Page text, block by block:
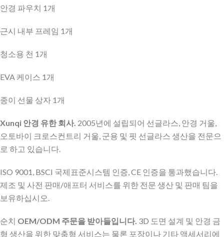
안경 파우치 1개
근시 내부 프레임 1개
청소용 천 1개
EVA 케이스 1개
종이 선물 상자 1개
Xunqi 안경 유한 회사. 2005년에 설립되어 선글라스, 안경 거울,
오토바이 크로스컨트리 거울, 군용 및 핏 선글라스 생산을 전문으
로 하고 있습니다.
ISO 9001, BSCI 국제표준시스템 인증, CE 인증을 통과했습니다.
제조 및 사전 판매/애프터 서비스를 위한 전문 생산 및 판매 팀을
보유하십시오.
순치 OEM/ODM 주문을 받아들입니다. 3D 도면 설계 및 안경 금
형 생산을 위한 맞춤형 서비스는 물론 포장이나 기타 액세서리에